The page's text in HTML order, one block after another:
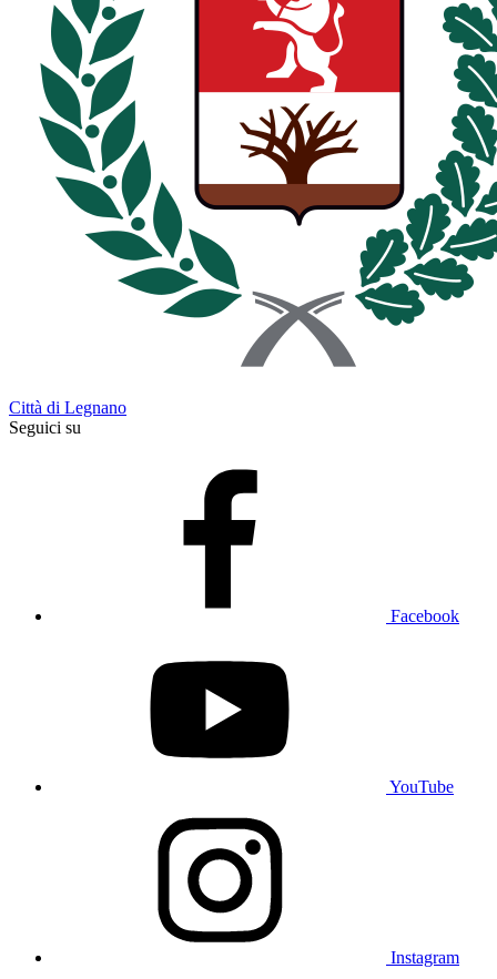
Città di Legnano
Seguici su
Facebook
YouTube
Instagram